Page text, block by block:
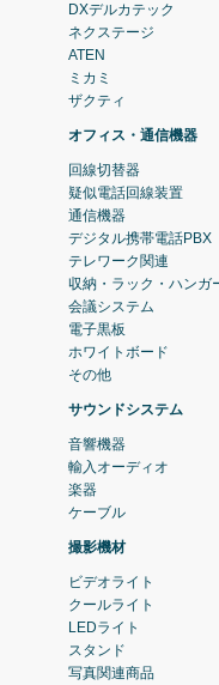
DXデルカテック
ネクステージ
ATEN
ミカミ
ザクティ
オフィス・通信機器
回線切替器
疑似電話回線装置
通信機器
デジタル携帯電話PBX
テレワーク関連
収納・ラック・ハンガ
会議システム
電子黒板
ホワイトボード
その他
サウンドシステム
音響機器
輸入オーディオ
楽器
ケーブル
撮影機材
ビデオライト
クールライト
LEDライト
スタンド
写真関連商品